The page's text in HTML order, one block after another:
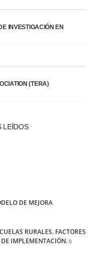
INVESTIGACIÓN EN
(TERA)
LEÍDOS
DE MEJORA
RURALES. FACTORES
IMPLEMENTACIÓN. 0